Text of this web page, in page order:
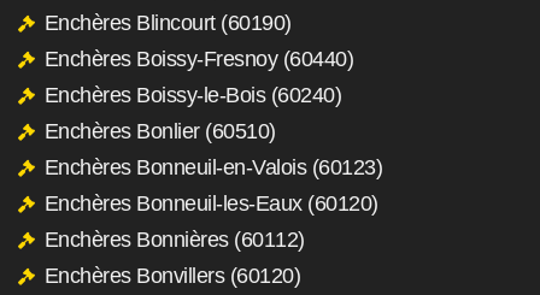
Enchères Blincourt (60190)
Enchères Boissy-Fresnoy (60440)
Enchères Boissy-le-Bois (60240)
Enchères Bonlier (60510)
Enchères Bonneuil-en-Valois (60123)
Enchères Bonneuil-les-Eaux (60120)
Enchères Bonnières (60112)
Enchères Bonvillers (60120)